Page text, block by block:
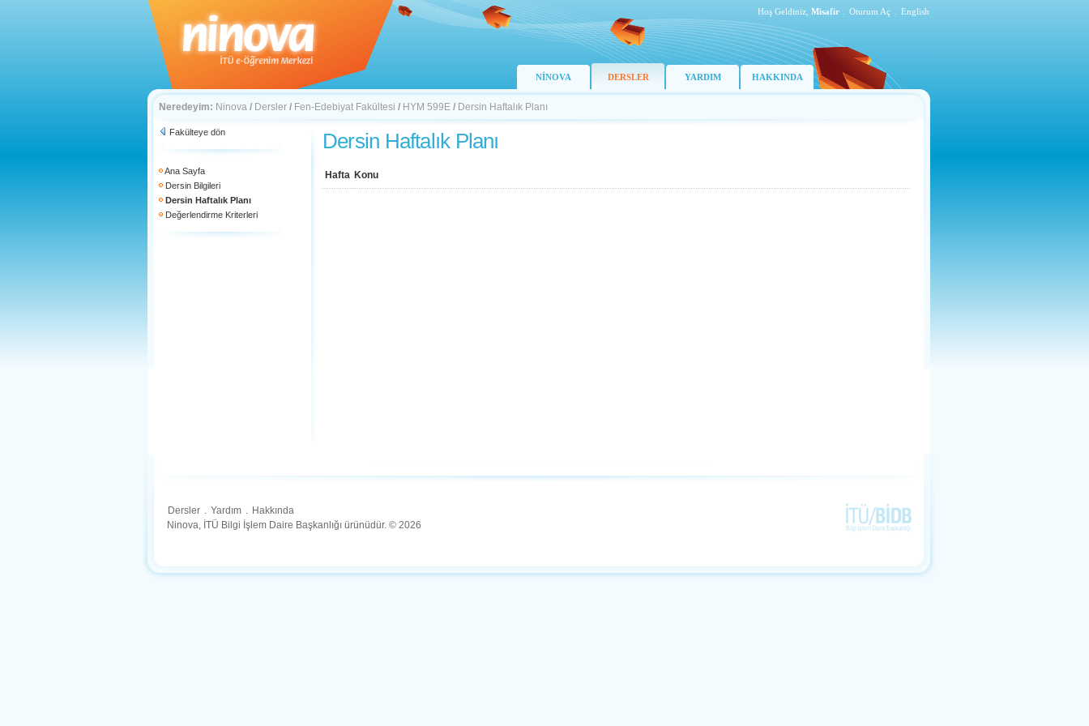
Hoş Geldiniz, Misafir Oturum Aç English
NİNOVA DERSLER YARDIM HAKKINDA
Neredeyim: Ninova / Dersler / Fen-Edebiyat Fakültesi / HYM 599E / Dersin Haftalık Planı
Fakülteye dön
Ana Sayfa
Dersin Bilgileri
Dersin Haftalık Planı
Değerlendirme Kriterleri
Dersin Haftalık Planı
Hafta Konu
Dersler . Yardım . Hakkında
Ninova, İTÜ Bilgi İşlem Daire Başkanlığı ürünüdür. © 2026